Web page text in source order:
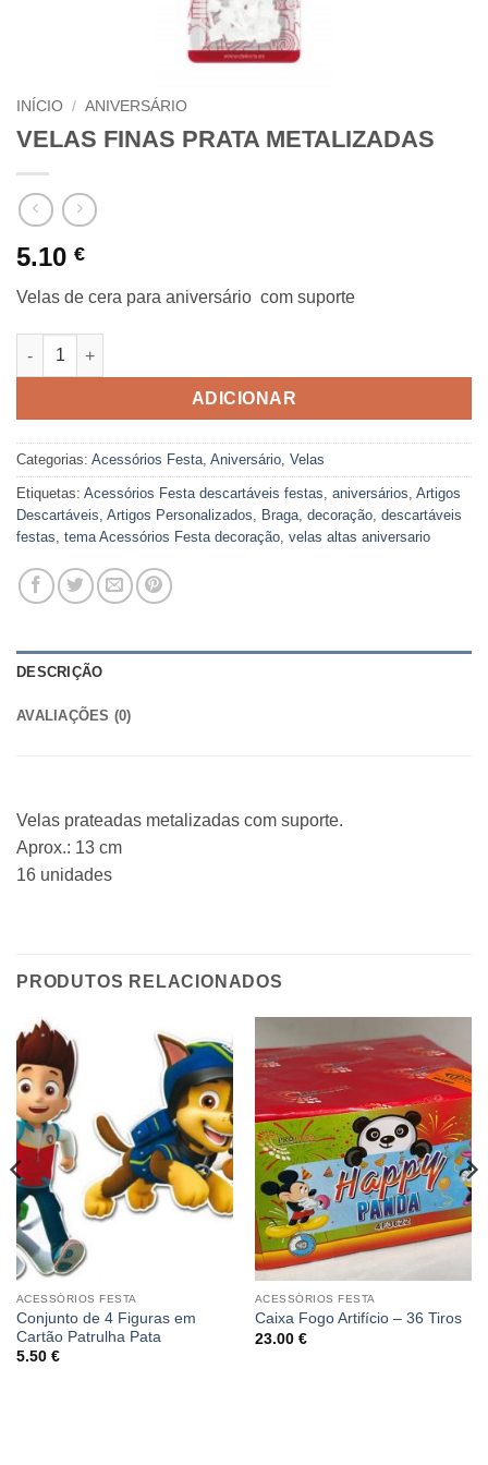
INÍCIO / ANIVERSÁRIO
VELAS FINAS PRATA METALIZADAS
5.10 €
Velas de cera para aniversário com suporte
Quantidade de VELAS FINAS PRATA METALIZADAS
ADICIONAR
Categorias: Acessórios Festa, Aniversário, Velas
Etiquetas: Acessórios Festa descartáveis festas, aniversários, Artigos
Descartáveis, Artigos Personalizados, Braga, decoração, descartáveis
festas, tema Acessórios Festa decoração, velas altas aniversario
DESCRIÇÃO
AVALIAÇÕES (0)
Velas prateadas metalizadas com suporte.
Aprox.: 13 cm
16 unidades
PRODUTOS RELACIONADOS
ACESSÓRIOS FESTA
Conjunto de 4 Figuras em
Cartão Patrulha Pata
5.50 €
ACESSÓRIOS FESTA
Caixa Fogo Artifício – 36 Tiros
23.00 €